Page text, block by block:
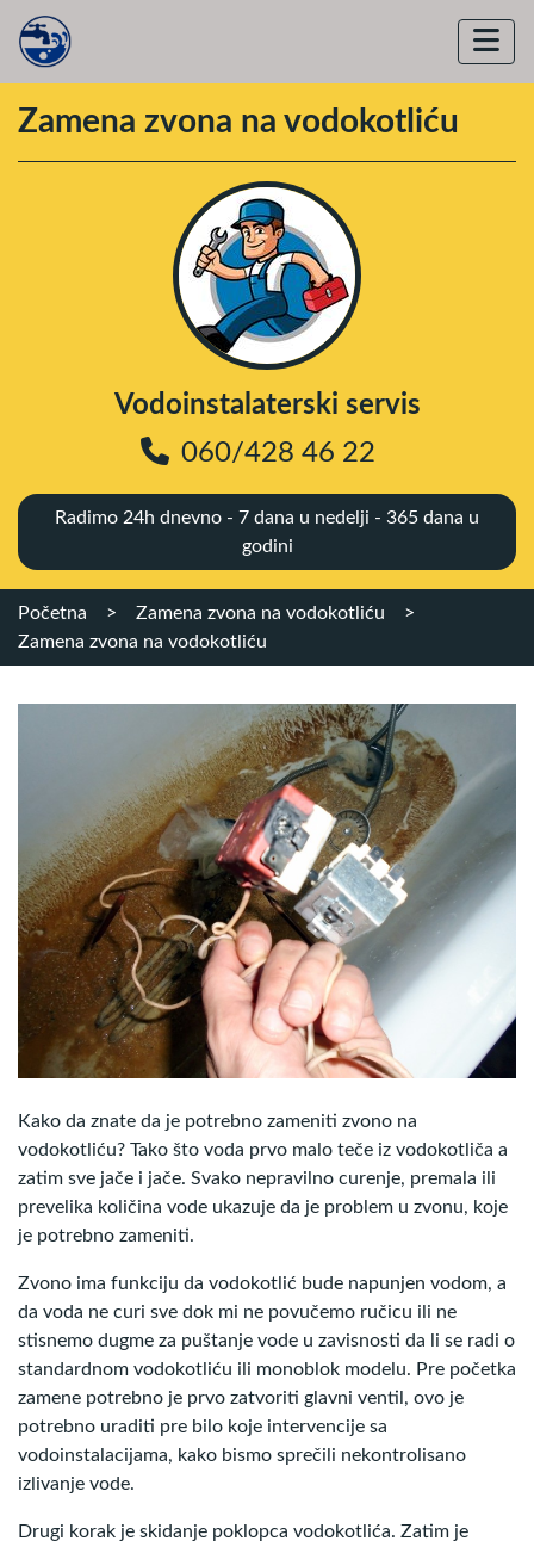
Zamena zvona na vodokotliću
Vodoinstalaterski servis
060/428 46 22
Radimo 24h dnevno - 7 dana u nedelji - 365 dana u
godini
Početna > Zamena zvona na vodokotliću
>
Zamena zvona na vodokotliću
Kako da znate da je potrebno zameniti zvono na
vodokotliću? Tako što voda prvo malo teče iz vodokotliča a
zatim sve jače i jače. Svako nepravilno curenje, premala ili
prevelika količina vode ukazuje da je problem u zvonu, koje
je potrebno zameniti.
Zvono ima funkciju da vodokotlić bude napunjen vodom, a
da voda ne curi sve dok mi ne povučemo ručicu ili ne
stisnemo dugme za puštanje vode u zavisnosti da li se radi o
standardnom vodokotliću ili monoblok modelu. Pre početka
zamene potrebno je prvo zatvoriti glavni ventil, ovo je
potrebno uraditi pre bilo koje intervencije sa
vodoinstalacijama, kako bismo sprečili nekontrolisano
izlivanje vode.
Drugi korak je skidanje poklopca vodokotlića. Zatim je